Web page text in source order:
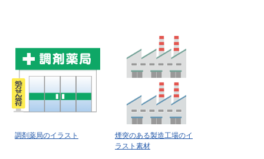
調剤薬局のイラスト
煙突のある製造工場のイ
ラスト素材